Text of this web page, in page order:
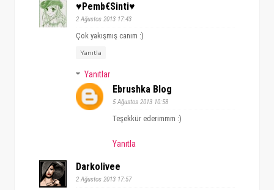
♥pemb€sinti♥
2 Ağustos 2013 17:43
Çok yakışmış canım :)
Yanıtla
Yanıtlar
Ebrushka Blog
5 Ağustos 2013 10:58
Teşekkür ederimmm :)
Yanıtla
Darkolivee
2 Ağustos 2013 17:57